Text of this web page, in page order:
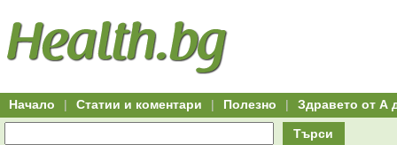
Всички
офети
за
Hitro.bg
Всички
пазаруване
изгодни
оферти
50+
начало
Клуб
Начало | Статии и коментари | Полезно | Здравето от А
Търси